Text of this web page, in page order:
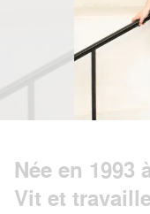
Née en 1993
Vit et